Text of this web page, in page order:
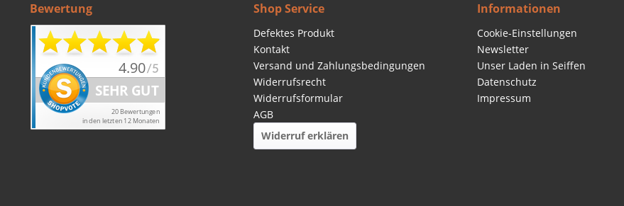
Bewertung Shop Service
Defektes Produkt
Kontakt
Versand und Zahlungsbedingungen
Widerrufsrecht
Widerrufsformular
AGB
Widerruf erklären
Informationen
Cookie-Einstellungen
Newsletter
Unser Laden in Seiffen
Datenschutz
Impressum